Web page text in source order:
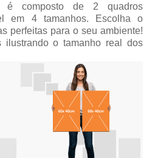
é composto de 2 quadros
em 4 tamanhos. Escolha o
perfeitas para o seu ambiente!
ilustrando o tamanho real dos